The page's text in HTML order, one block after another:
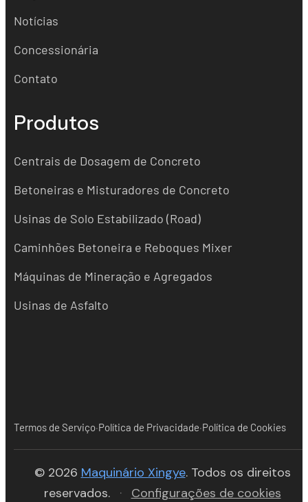
Notícias
Concessionária
Contato
Produtos
Centrais de Dosagem de Concreto
Betoneiras e Misturadores de Concreto
Usinas de Solo Estabilizado (Road)
Caminhões Betoneira e Reboques Mixer
Máquinas de Mineração e Agregados
Usinas de Asfalto
Termos de Serviço·Política de Privacidade·Política de Cookies
© 2026 Maquinário Xingye(opens in new tab)
. Todos os direitos
reservados.
· Configurações de cookies